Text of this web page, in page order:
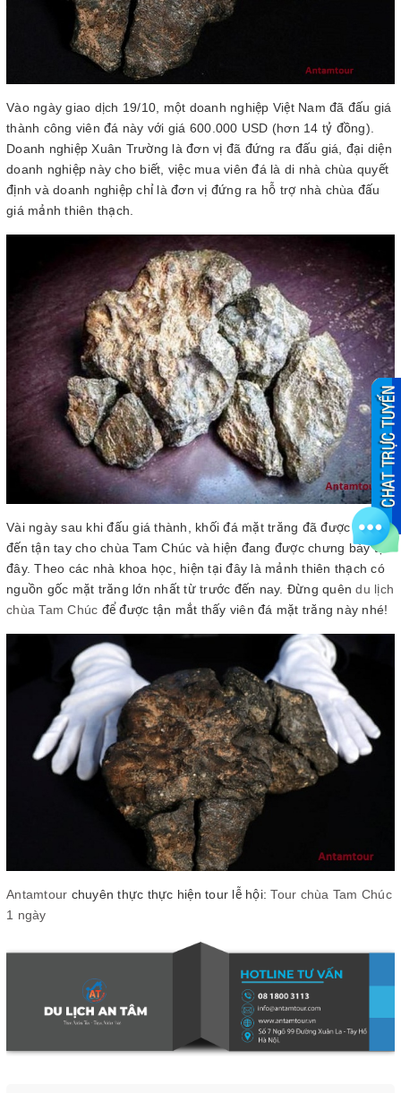
Vào ngày giao dịch 19/10, một doanh nghiệp Việt Nam đã đấu giá
thành công viên đá này với giá 600.000 USD (hơn 14 tỷ đồng).
Doanh nghiệp Xuân Trường là đơn vị đã đứng ra đấu giá, đại diện
doanh nghiệp này cho biết, việc mua viên đá là di nhà chùa quyết
định và doanh nghiệp chỉ là đơn vị đứng ra hỗ trợ nhà chùa đấu
giá mảnh thiên thạch.
Vài ngày sau khi đấu giá thành, khối đá mặt trăng đã được giao
đến tận tay cho chùa Tam Chúc và hiện đang được chưng bày tại
đây. Theo các nhà khoa học, hiện tại đây là mảnh thiên thạch có
nguồn gốc mặt trăng lớn nhất từ trước đến nay. Đừng quêndu lịch
chùa Tam Chúc để được tận mắt thấy viên đá mặt trăng này nhé!
Antamtour chuyên thực thực hiện tour lễ hội:Tour chùa Tam Chúc
1 ngày